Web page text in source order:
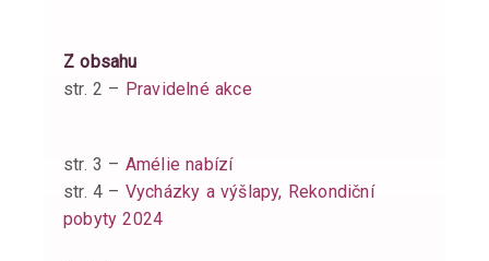
Z obsahu
str. 2 – Pravidelné akce
str. 3 – Amélie nabízí
str. 4 – Vycházky a výšlapy, Rekondiční
pobyty 2024